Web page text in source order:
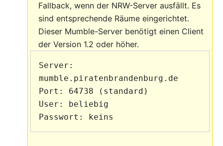
Fallback, wenn der NRW-Server ausfällt. Es
sind entsprechende Räume eingerichtet.
Dieser Mumble-Server benötigt einen Client
der Version 1.2 oder höher.
Server:
mumble.piratenbrandenburg.de
Port: 64738 (standard)
User: beliebig